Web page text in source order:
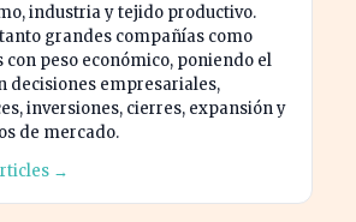
industria y tejido productivo.
grandes compañías como
con peso económico, poniendo el
decisiones empresariales,
inversiones, cierres, expansión y
de mercado.
→